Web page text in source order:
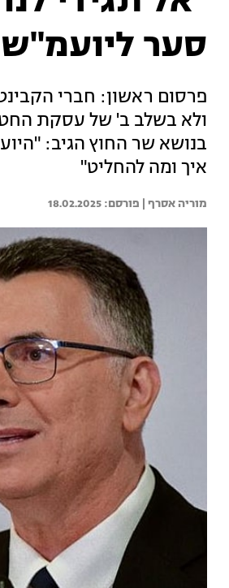
סער
פרסום ראשון: חברי
ולא בשלב ב' של עסקת
בנושא שר החוץ הגיב:
איך ומה להחליט"
מוריה אסרף | 18.02.2025